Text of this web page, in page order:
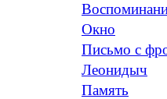
Окно
Письмо с
Леонидыч
Память